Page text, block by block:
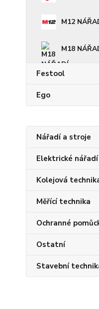
M12
M18
Festool
Ego
Nářadí a stroje
Elektrické nářadí
Kolejová
Měřící technika
Ochranné
Ostatní
Stavební